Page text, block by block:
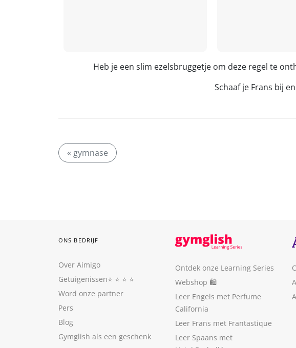
Heb je een slim ezelsbruggetje om deze regel te
Schaaf je Frans bij
« gymnase
ONS BEDRIJF
Over Aimigo
Getuigenissen⭐️ ⭐️ ⭐️ ⭐️
Word onze partner
Pers
Blog
Gymglish als een geschenk
Ontdek onze Learning Series
Webshop 🛍
Leer Engels met Perfume
California
Leer Frans met Frantastique
Leer Spaans met